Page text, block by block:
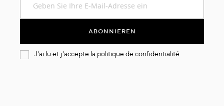
sich
an:
ABONNIEREN
J'ai lu et j'accepte la politique de confidentialité